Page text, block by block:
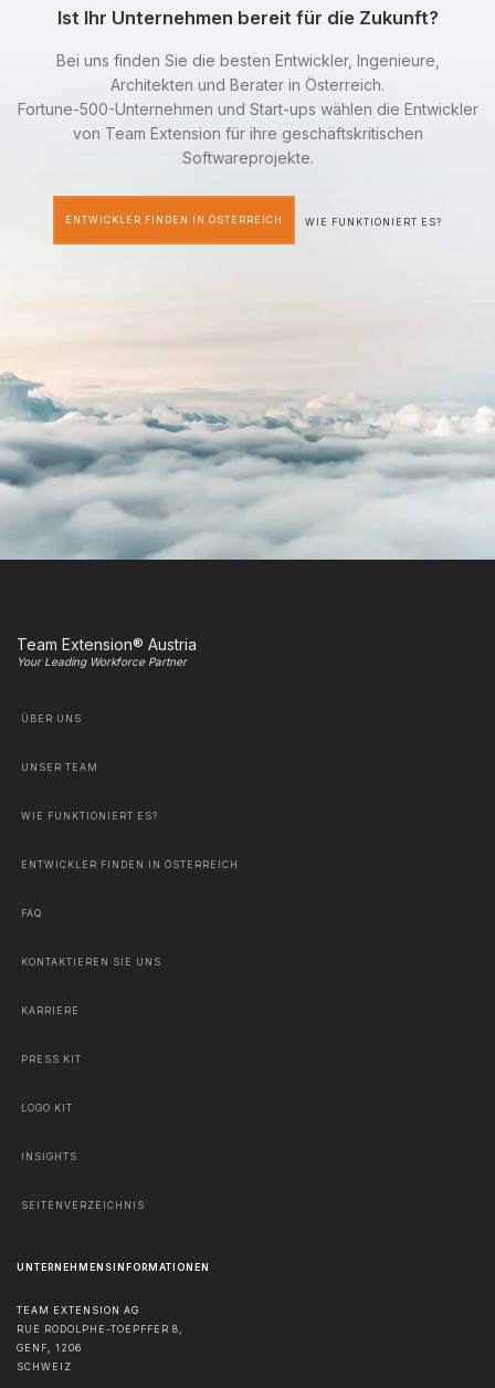
Ist Ihr Unternehmen bereit für die Zukunft?
Bei uns finden Sie die besten Entwickler, Ingenieure,
Architekten und Berater in Österreich.
Fortune-500-Unternehmen und Start-ups wählen die Entwickler
von Team Extension für ihre geschäftskritischen
Softwareprojekte.
ENTWICKLER FINDEN IN ÖSTERREICH WIE FUNKTIONIERT ES?
Team Extension® Austria
Your Leading Workforce Partner
ÜBER UNS
UNSER TEAM
WIE FUNKTIONIERT ES?
ENTWICKLER FINDEN IN ÖSTERREICH
FAQ
KONTAKTIEREN SIE UNS
KARRIERE
PRESS KIT
LOGO KIT
INSIGHTS
SEITENVERZEICHNIS
UNTERNEHMENSINFORMATIONEN
TEAM EXTENSION AG
RUE RODOLPHE-TOEPFFER 8,
GENF, 1206
SCHWEIZ